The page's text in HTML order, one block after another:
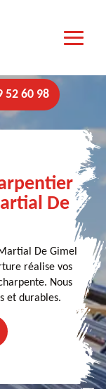
52 60 98
De
De Gimel
réalise vos
Nous
et durables.